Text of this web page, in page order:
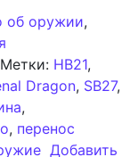
об оружии,
Метки: HB21,
Dragon, SB27,
,
, перенос
Добавить